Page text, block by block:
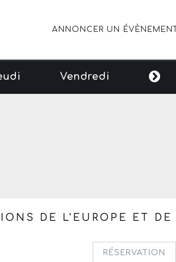
ANNONCER UN ÉVÈNEMENT
Vendredi
DE L'EUROPE ET DE
RÉSERVATION